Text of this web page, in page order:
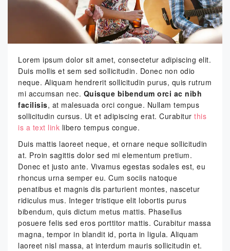
Lorem ipsum dolor sit amet, consectetur adipiscing elit.
Duis mollis et sem sed sollicitudin. Donec non odio
neque. Aliquam hendrerit sollicitudin purus, quis rutrum
mi accumsan nec. Quisque bibendum orci ac nibh
facilisis, at malesuada orci congue. Nullam tempus
sollicitudin cursus. Ut et adipiscing erat. Curabitur this
is a text link libero tempus congue.
Duis mattis laoreet neque, et ornare neque sollicitudin
at. Proin sagittis dolor sed mi elementum pretium.
Donec et justo ante. Vivamus egestas sodales est, eu
rhoncus urna semper eu. Cum sociis natoque
penatibus et magnis dis parturient montes, nascetur
ridiculus mus. Integer tristique elit lobortis purus
bibendum, quis dictum metus mattis. Phasellus
posuere felis sed eros porttitor mattis. Curabitur massa
magna, tempor in blandit id, porta in ligula. Aliquam
laoreet nisl massa, at interdum mauris sollicitudin et.